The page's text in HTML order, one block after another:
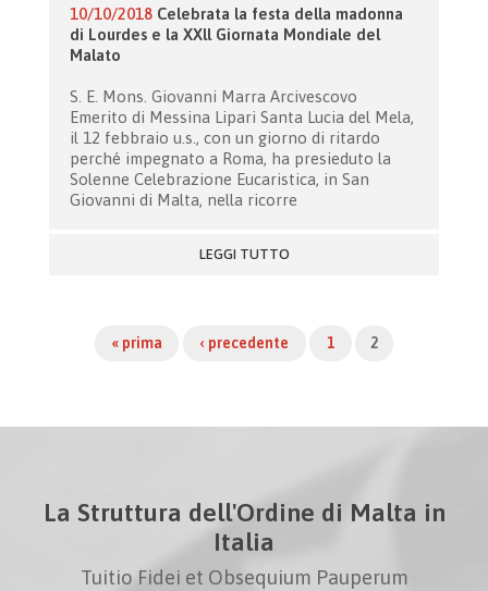
10/10/2018 Celebrata la festa della madonna
di Lourdes e la XXll Giornata Mondiale del
Malato
S. E. Mons. Giovanni Marra Arcivescovo
Emerito di Messina Lipari Santa Lucia del Mela,
il 12 febbraio u.s., con un giorno di ritardo
perché impegnato a Roma, ha presieduto la
Solenne Celebrazione Eucaristica, in San
Giovanni di Malta, nella ricorre
LEGGI TUTTO
« prima ‹ precedente 1 2
La Struttura dell'Ordine di Malta in
Italia
Tuitio Fidei et Obsequium Pauperum